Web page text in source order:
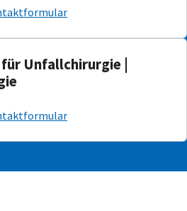
Unfallchirurgie |